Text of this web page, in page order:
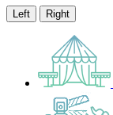
Left Right